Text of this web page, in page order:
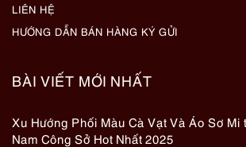
LIÊN HỆ
HƯỚNG DẪN BÁN HÀNG KÝ GỬI
BÀI VIẾT MỚI NHẤT
Xu Hướng Phối Màu Cà Vạt Và Áo Sơ Mi
Nam Công Sở Hot Nhất 2025